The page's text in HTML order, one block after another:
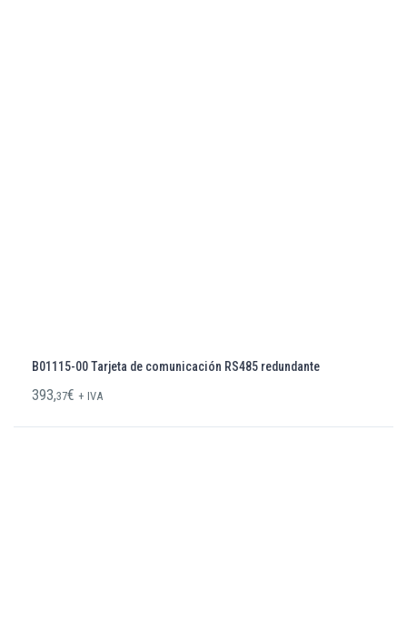
B01115-00 Tarjeta de comunicación RS485 redundante
393,37€ + IVA